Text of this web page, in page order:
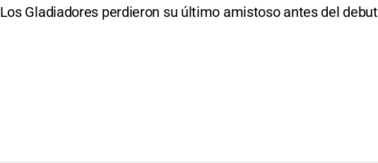
Los Gladiadores perdieron su último amistoso antes del debut